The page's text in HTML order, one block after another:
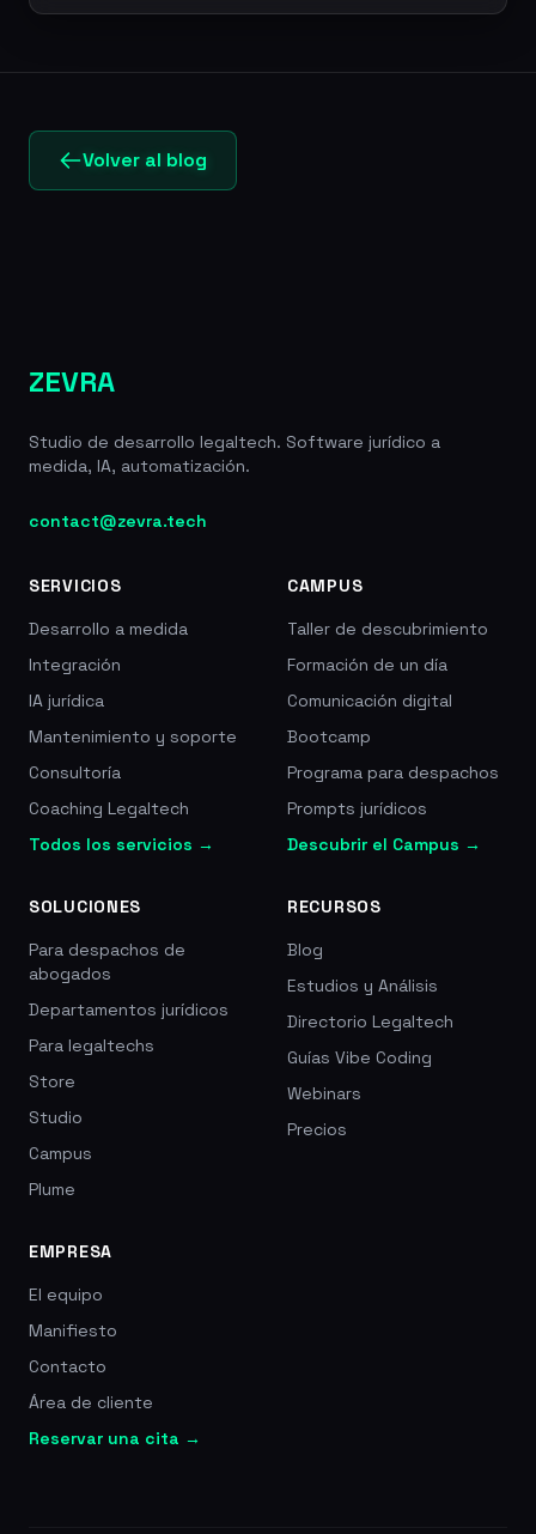
Volver al blog
ZEVRA
Studio de desarrollo legaltech. Software jurídico a
medida, IA, automatización.
contact@zevra.tech
SERVICIOS
Desarrollo a medida
Integración
IA jurídica
Mantenimiento y soporte
Consultoría
Coaching Legaltech
Todos los servicios →
CAMPUS
Taller de descubrimiento
Formación de un día
Comunicación digital
Bootcamp
Programa para despachos
Prompts jurídicos
Descubrir el Campus →
SOLUCIONES
Para despachos de
abogados
Departamentos jurídicos
Para legaltechs
Store
Studio
Campus
Plume
RECURSOS
Blog
Estudios y Análisis
Directorio Legaltech
Guías Vibe Coding
Webinars
Precios
EMPRESA
El equipo
Manifiesto
Contacto
Área de cliente
Reservar una cita →